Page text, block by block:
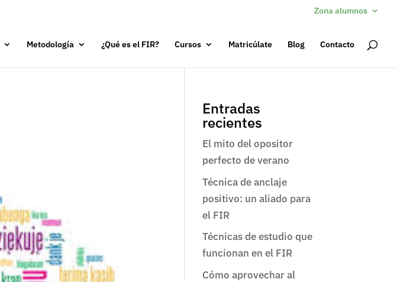
Zona alumnos
Metodología ¿Qué es el FIR? Cursos Matricúlate Blog Contacto
Entradas
recientes
El mito del opositor
perfecto de verano
Técnica de anclaje
positivo: un aliado para
el FIR
Técnicas de estudio que
funcionan en el FIR
Cómo aprovechar al